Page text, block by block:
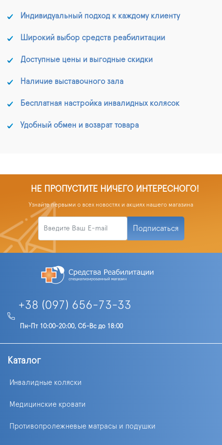
Индивидуальный подход к каждому клиенту
Широкий выбор средств реабилитации
Доступные цены и выгодные скидки
Наличие выставочного зала
Бесплатная настройка инвалидных колясок
Удобный обмен и возврат товара
НЕ ПРОПУСТИТЕ НИЧЕГО ИНТЕРЕСНОГО!
Узнайте первыми о всех новостях и акциях нашего магазина
Подписаться
+38 (097) 656-73-33
Пн-Пт 10:00-20:00, Сб-Вс до 18:00
Каталог
Инвалидные коляски
Медицинские кровати
Противопролежневые матрасы и подушки